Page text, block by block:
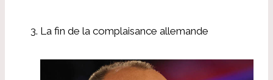
La fin de la complaisance allemande